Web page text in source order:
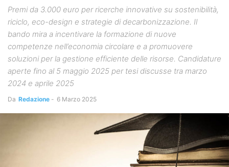
Premi da 3.000 euro per ricerche innovative su sostenibilità,
riciclo, eco-design e strategie di decarbonizzazione. Il
bando mira a incentivare la formazione di nuove
competenze nell’economia circolare e a promuovere
soluzioni per la gestione efficiente delle risorse. Candidature
aperte fino al 5 maggio 2025 per tesi discusse tra marzo
2024 e aprile 2025
Da Redazione - 6 Marzo 2025